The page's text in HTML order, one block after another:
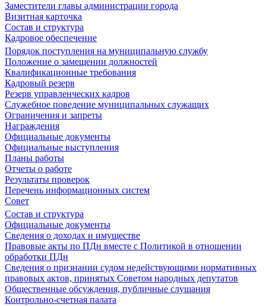
Заместители главы администрации города
Визитная карточка
Состав и структура
Кадровое обеспечение
Порядок поступления на муниципальную службу
Положение о замещении должностей
Квалификационные требования
Кадровый резерв
Резерв управленческих кадров
Служебное поведение муниципальных служащих
Ограничения и запреты
Награждения
Официальные документы
Официальные выступления
Планы работы
Отчеты о работе
Результаты проверок
Перечень информационных систем
Совет
Состав и структура
Официальные документы
Сведения о доходах и имуществе
Правовые акты по ПДн вместе с Политикой в отношении
обработки ПДн
Сведения о признании судом недействующими нормативных
правовых актов, принятых Советом народных депутатов
Общественные обсуждения, публичные слушания
Контрольно-счетная палата